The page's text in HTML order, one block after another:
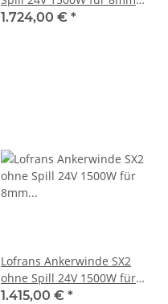
Kette 636285
1.724,00 € *
Lofrans Ankerwinde SX2
ohne Spill 24V 1500W für
8mm Kette 636284
1.415,00 € *